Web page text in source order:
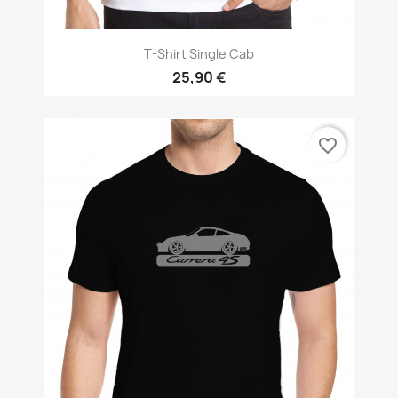
T-Shirt Single Cab
25,90 €
favorite_border